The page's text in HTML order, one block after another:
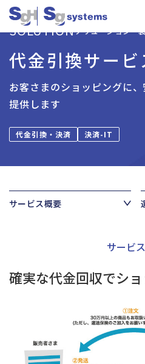
SOLUTIONソリューション・
代金引換サービ
お客さまのショッピングに
提供します
代金引換・決済 決済-IT
サービス概要
サービ
確実な代金回収でシ